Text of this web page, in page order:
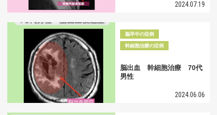
2024.07.19
脳卒中の症例
幹細胞治療の症例
脳出血 幹細胞治療 70代
男性
2024.06.06